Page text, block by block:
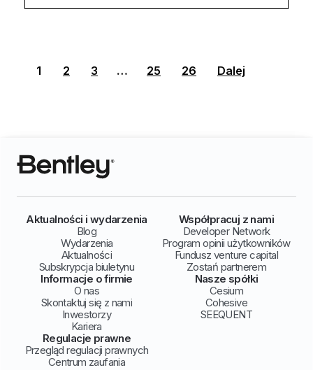
1 2 3 … 25 26 Dalej
Aktualności i wydarzenia
Blog
Wydarzenia
Aktualności
Subskrypcja biuletynu
Współpracuj z nami
Developer Network
Program opinii użytkowników
Fundusz venture capital
Zostań partnerem
Informacje o firmie
O nas
Skontaktuj się z nami
Inwestorzy
Kariera
Nasze spółki
Cesium
Cohesive
SEEQUENT
Regulacje prawne
Przegląd regulacji prawnych
Centrum zaufania